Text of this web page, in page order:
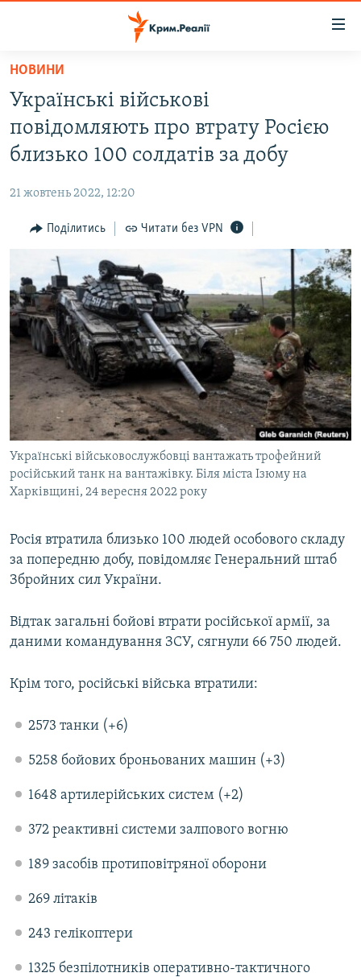
Перейти
основного
матеріалу
Перейти
до
основної
Перейти
ВОДА.КРИМ
ВІДЕО ТА ФОТО
БЛОГИ
ПОГЛЯД
ІНТЕРВ'Ю
ВСЕ ЗА ДЕНЬ
СПЕЦПРОЕКТИ
ДЕПОРТАЦІЯ
ВІДЕОУРОКИ «ELIFBE»
СВІДЧЕННЯ ОКУПАЦІЇ
УКРАЇНСЬКА ПРОБЛЕМА КРИМУ
ІНФОГРАФІКА
ЯК ОБІЙТИ БЛОКУВАННЯ
Русский
Qırımtatar
ДОЛУЧАЙСЯ!
Усі сайти RFE/RL
НОВИНИ
Українські військові
повідомляють про втрату Росією
близько 100 солдатів за добу
21 жовтень 2022, 12:20
Поділитись Читати без VPN
Українські військовослужбовці вантажать трофейний
російський танк на вантажівку. Біля міста Ізюму на
Харківщині, 24 вересня 2022 року
Росія втратила близько 100 людей особового складу
за попередню добу, повідомляє Генеральний штаб
Збройних сил України.
Відтак загальні бойові втрати російської армії, за
даними командування ЗСУ, сягнули 66 750 людей.
Крім того, російські війська втратили:
2573 танки (+6)
5258 бойових броньованих машин (+3)
1648 артилерійських систем (+2)
372 реактивні системи залпового вогню
189 засобів протиповітряної оборони
269 літаків
243 гелікоптери
1325 безпілотників оперативно-тактичного